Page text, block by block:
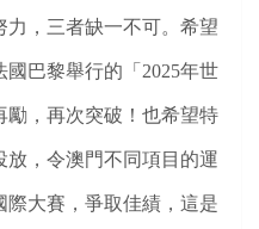
，三者缺一不可。希望
國巴黎舉行的 「 2025年世
勵，再次突破！也希望特
放，令澳門不同項目的運
大賽，爭取佳績，這是